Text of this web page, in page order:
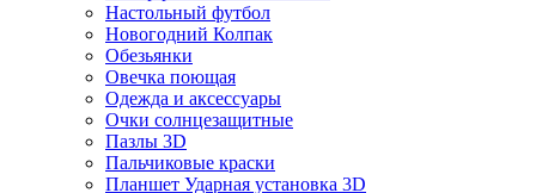
Настольный футбол
Новогодний Колпак
Обезьянки
Овечка поющая
Одежда и аксессуары
Очки солнцезащитные
Пазлы 3D
Пальчиковые краски
Планшет Ударная установка 3D